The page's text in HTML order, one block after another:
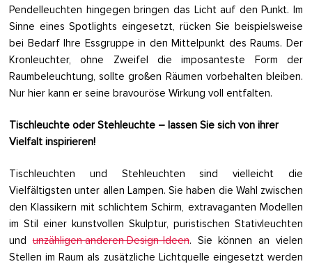
Pendelleuchten hingegen bringen das Licht auf den Punkt. Im
Sinne eines Spotlights eingesetzt, rücken Sie beispielsweise
bei Bedarf Ihre Essgruppe in den Mittelpunkt des Raums. Der
Kronleuchter, ohne Zweifel die imposanteste Form der
Raumbeleuchtung, sollte großen Räumen vorbehalten bleiben.
Nur hier kann er seine bravouröse Wirkung voll entfalten.
Tischleuchte oder Stehleuchte – lassen Sie sich von ihrer
Vielfalt inspirieren!
Tischleuchten und Stehleuchten sind vielleicht die
Vielfältigsten unter allen Lampen. Sie haben die Wahl zwischen
den Klassikern mit schlichtem Schirm, extravaganten Modellen
im Stil einer kunstvollen Skulptur, puristischen Stativleuchten
undunzähligen anderen Design-Ideen. Sie können an vielen
Stellen im Raum als zusätzliche Lichtquelle eingesetzt werden